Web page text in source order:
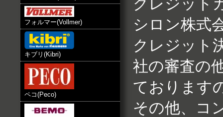
フォルマー(Vollmer)
キブリ(Kibri)
ペコ(Peco)
クレジット
シロン株式
クレジット
社の審査の
ております
その他、コ